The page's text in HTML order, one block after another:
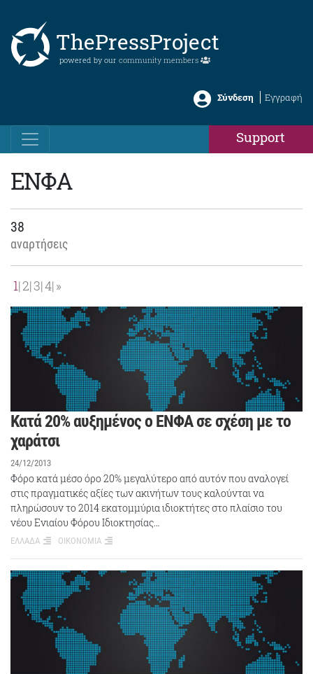
ThePressProject
powered by our community members
Σύνδεση Εγγραφή
Support
ΕΝΦΑ
38
αναρτήσεις
1 2 3 4 »
Κατά 20% αυξημένος ο ΕΝΦΑ σε σχέση με το
χαράτσι
24/12/2013
Φόρο κατά μέσο όρο 20% μεγαλύτερο από αυτόν που αναλογεί
στις πραγματικές αξίες των ακινήτων τους καλούνται να
πληρώσουν το 2014 εκατομμύρια ιδιοκτήτες στο πλαίσιο του
νέου Ενιαίου Φόρου Ιδιοκτησίας…
ΕΛΛΑΔΑ ΟΙΚΟΝΟΜΙΑ